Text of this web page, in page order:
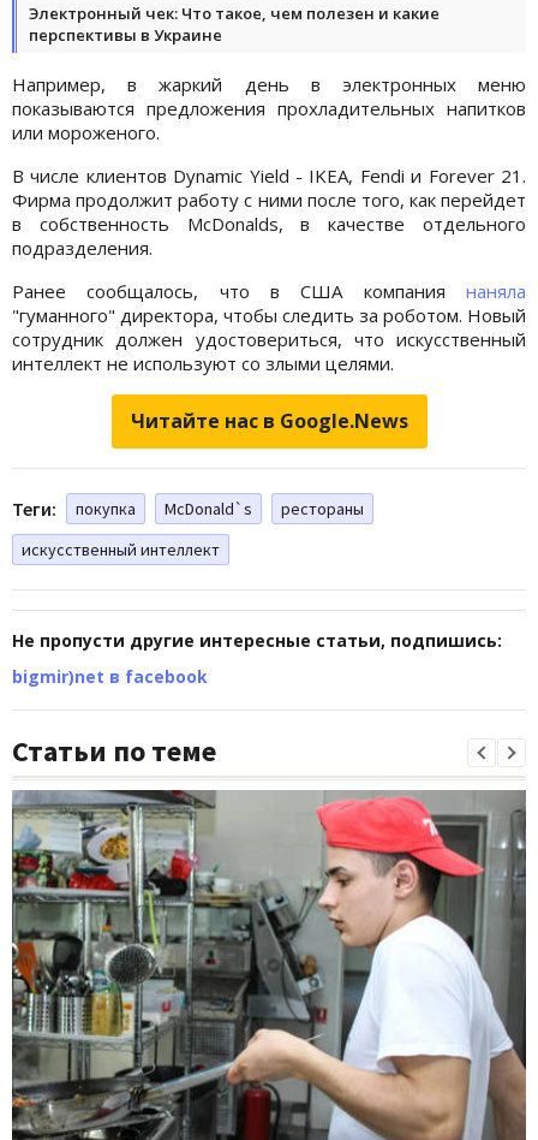
Электронный чек: Что такое, чем полезен и какие
перспективы в Украине
Например, в жаркий день в электронных меню
показываются предложения прохладительных напитков
или мороженого.
В числе клиентов Dynamic Yield - IKEA, Fendi и Forever 21.
Фирма продолжит работу с ними после того, как перейдет
в собственность McDonalds, в качестве отдельного
подразделения.
Ранее сообщалось, что в США компания наняла
"гуманного" директора, чтобы следить за роботом. Новый
сотрудник должен удостовериться, что искусственный
интеллект не используют со злыми целями.
Читайте нас в Google.News
Теги: покупка McDonald`s
рестораны
искусственный интеллект
Не пропусти другие интересные статьи, подпишись:
bigmir)net в facebook
Статьи по теме